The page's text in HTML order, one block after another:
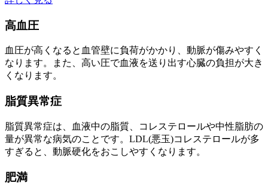
高血圧
血圧が高くなると血管壁に負荷がかかり、動脈が傷みやすく
なります。また、高い圧で血液を送り出す心臓の負担が大き
くなります。
脂質異常症
脂質異常症は、血液中の脂質、コレステロールや中性脂肪の
量が異常な病気のことです。LDL(悪玉)コレステロールが多
すぎると、動脈硬化をおこしやすくなります。
肥満